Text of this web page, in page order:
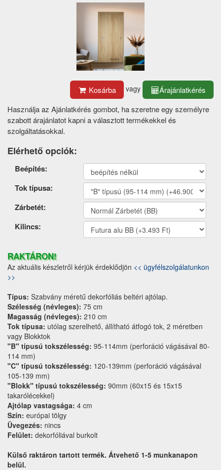
Kosárba vagy
Árajánlatkérés
Használja az Ajánlatkérés gombot, ha szeretne egy személyre
szabott árajánlatot kapni a választott termékekkel és
szolgáltatásokkal.
Elérhető opciók:
Termék
opciók
Beépítés:
Tok típusa:
Zárbetét:
Kilincs:
RAKTÁRON!
Az aktuális készletről kérjük érdeklődjön << ügyfélszolgálatunkon
>>
Típus: Szabvány méretű dekorfóliás beltéri ajtólap.
Szélesség (névleges): 75 cm
Magasság (névleges): 210 cm
Tok típusa: utólag szerelhető, állítható átfogó tok, 2 méretben
vagy Blokktok
"B" típusú tokszélesség: 95-114mm (perforáció vágásával 80-
114 mm)
"C" típusú tokszélesség: 120-139mm (perforáció vágásával
105-139 mm)
"Blokk" típusú tokszélesség: 90mm (60x15 és 15x15
takarólécekkel)
Ajtólap vastagsága: 4 cm
Szín: európai tölgy
Üvegezés: nincs
Felület: dekorfóliával burkolt
Külső raktáron tartott termék. Átvehető 1-5 munkanapon
belül.